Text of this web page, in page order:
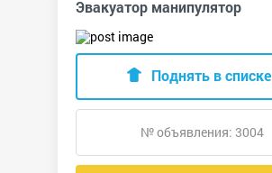
Эвакуатор манипулятор
Поднять в списке
№ объявления: 3004